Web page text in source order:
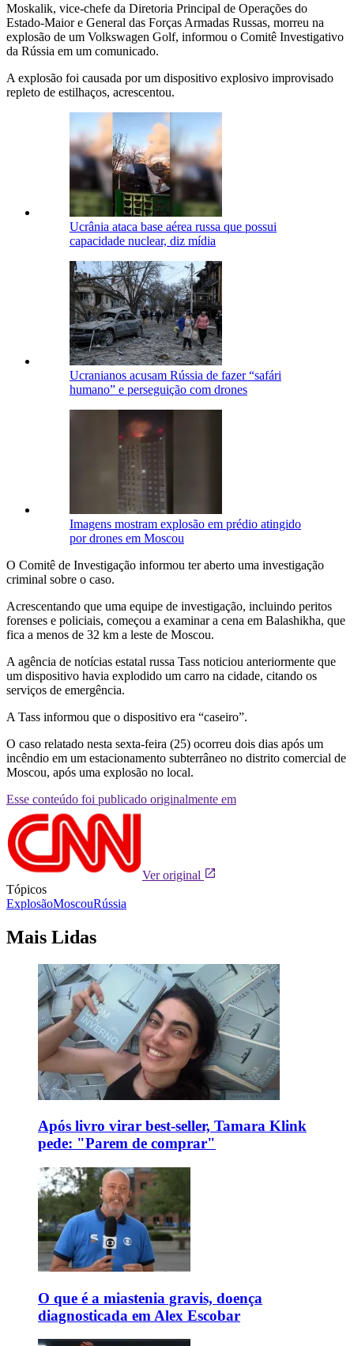
Moskalik, vice-chefe da Diretoria Principal de Operações do
Estado-Maior e General das Forças Armadas Russas, morreu na
explosão de um Volkswagen Golf, informou o Comitê Investigativo
da Rússia em um comunicado.
A explosão foi causada por um dispositivo explosivo improvisado
repleto de estilhaços, acrescentou.
Ucrânia ataca base aérea russa ​​que possui
capacidade nuclear, diz mídia
Ucranianos acusam Rússia de fazer “safári
humano” e perseguição com drones
Imagens mostram explosão em prédio atingido
por drones em Moscou
O Comitê de Investigação informou ter aberto uma investigação
criminal sobre o caso.
Acrescentando que uma equipe de investigação, incluindo peritos
forenses e policiais, começou a examinar a cena em Balashikha, que
fica a menos de 32 km a leste de Moscou.
A agência de notícias estatal russa Tass noticiou anteriormente que
um dispositivo havia explodido um carro na cidade, citando os
serviços de emergência.
A Tass informou que o dispositivo era “caseiro”.
O caso relatado nesta sexta-feira (25) ocorreu dois dias após um
incêndio em um estacionamento subterrâneo no distrito comercial de
Moscou, após uma explosão no local.
Esse conteúdo foi publicado originalmente em
Ver original
Tópicos
ExplosãoMoscouRússia
Mais Lidas
Após livro virar best-seller, Tamara Klink
pede: "Parem de comprar"
O que é a miastenia gravis, doença
diagnosticada em Alex Escobar